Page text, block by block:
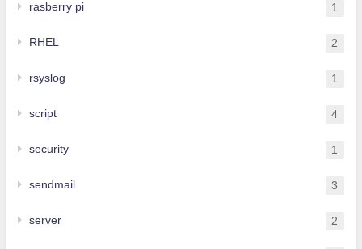
rasberry pi 1
RHEL 2
rsyslog 1
script 4
security 1
sendmail 3
server 2